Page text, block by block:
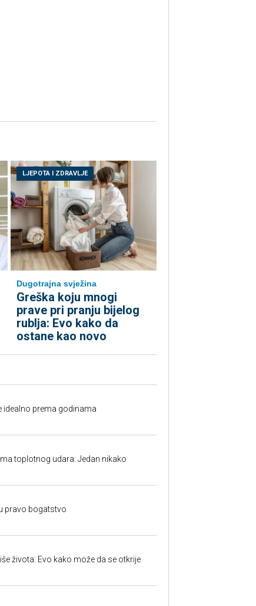
LJEPOTA I ZDRAVLJE
Dugotrajna svježina
Greška koju mnogi
prave pri pranju bijelog
rublja: Evo kako da
ostane kao novo
idealno prema godinama
toplotnog udara: Jedan nikako
pravo bogatstvo
života: Evo kako može da se otkrije